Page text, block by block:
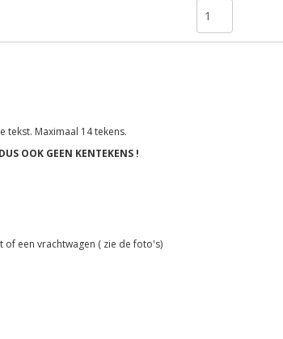
tekst. Maximaal 14 tekens.
OOK GEEN KENTEKENS !
een vrachtwagen ( zie de foto's)